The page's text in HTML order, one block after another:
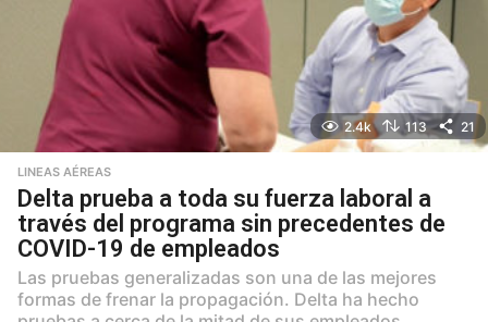
2.4k 113 21
LINEAS AÉREAS
Delta prueba a toda su fuerza laboral a
través del programa sin precedentes de
COVID-19 de empleados
Las pruebas generalizadas son una de las mejores
formas de frenar la propagación. Delta ha hecho